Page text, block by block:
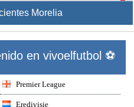
Morelia
en vivoelfutbol ⚽
Premier League
Eredivisie